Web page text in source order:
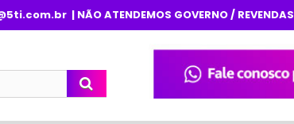
| NÃO ATENDEMOS GOVERNO / REVENDAS